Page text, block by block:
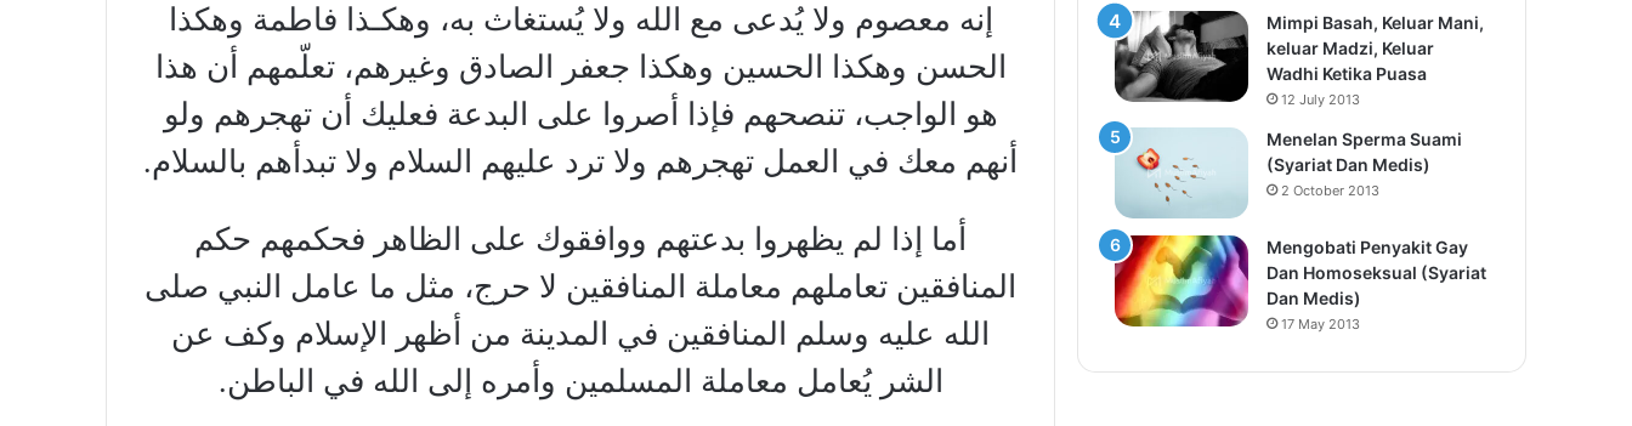
إنه معصوم ولا يُدعى مع الله ولا يُستغاث به، وهكـذا فاطمة وهكذا
الحسن وهكذا الحسين وهكذا جعفر الصادق وغيرهم، تعلّمهم أن هذا
هو الواجب، تنصحهم فإذا أصروا على البدعة فعليك أن تهجرهم ولو
أنهم معك في العمل تهجرهم ولا ترد عليهم السلام ولا تبدأهم بالسلام.
أما إذا لم يظهروا بدعتهم ووافقوك على الظاهر فحكمهم حكم
المنافقين تعاملهم معاملة المنافقين لا حرج، مثل ما عامل النبي صلى
الله عليه وسلم المنافقين في المدينة من أظهر الإسلام وكف عن
الشر يُعامل معاملة المسلمين وأمره إلى الله في الباطن.
Mimpi Basah, Keluar Mani,
keluar Madzi, Keluar
Wadhi Ketika Puasa
12 July 2013
Menelan Sperma Suami
(Syariat Dan Medis)
2 October 2013
Mengobati Penyakit Gay
Dan Homoseksual (Syariat
Dan Medis)
17 May 2013